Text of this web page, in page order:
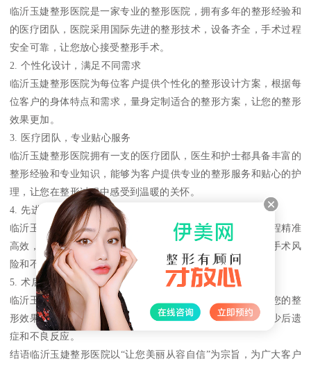
临沂玉婕整形医院是一家专业的整形医院，拥有多年的整形经验和
的医疗团队，医院采用国际先进的整形技术，设备齐全，手术过程
安全可靠，让您放心接受整形手术。
2. 个性化设计，满足不同需求
临沂玉婕整形医院为每位客户提供个性化的整形设计方案，根据每
位客户的身体特点和需求，量身定制适合的整形方案，让您的整形
效果更加。
3. 医疗团队，专业贴心服务
临沂玉婕整形医院拥有一支的医疗团队，医生和护士都具备丰富的
整形经验和专业知识，能够为客户提供专业的整形服务和贴心的护
理，让您在整形过程中感受到温暖的关怀。
4. 先进设备，高效精准手术
临沂玉婕整形医院拥有一系列国际先进的整形设备，手术过程精准
高效，能够让您在短时间内完成整形手术，同时限度地减少手术风
险和不良反应。
5. 术后跟踪服务，保障效果持久
临沂玉婕整形医院为每位客户提供术后跟踪服务，医生将对您的整
形效果进行定期跟踪和检查，确保整形效果持久并限度地减少后遗
症和不良反应。
结语临沂玉婕整形医院以“让您美丽从容自信”为宗旨，为广大客户